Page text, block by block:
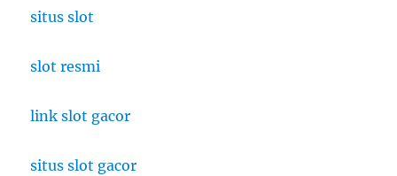
situs slot
slot resmi
link slot gacor
situs slot gacor